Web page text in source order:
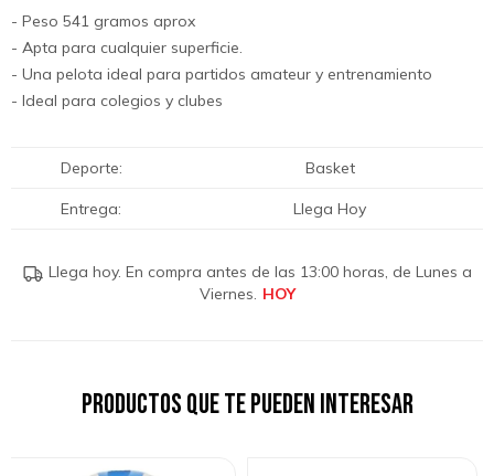
- Peso 541 gramos aprox
- Apta para cualquier superficie.
- Una pelota ideal para partidos amateur y entrenamiento
- Ideal para colegios y clubes
Deporte Basket
Entrega Llega Hoy
Llega hoy. En compra antes de las 13:00 horas, de Lunes a
Viernes.
Productos que te pueden interesar